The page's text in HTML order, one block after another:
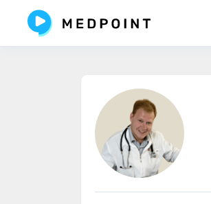
Стуров Николай Владимирович кардиолог